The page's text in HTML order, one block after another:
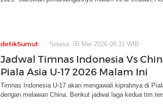
detikSumut Selasa, 05 Mei 2026 08:31 WIB
Jadwal Timnas Indonesia Vs
Piala Asia U-17 2026 Malam Ini
Timnas Indonesia U-17 akan mengawali kiprahnya di
dengan melawan China. Berikut jadwal laga kedua tim